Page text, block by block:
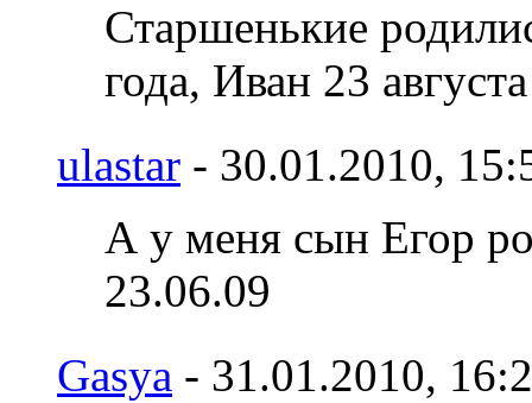
Старшенькие
года, Иван 23
ulastar - 30.01.2010,
А у меня сын Егор
23.06.09
Gasya - 31.01.2010,